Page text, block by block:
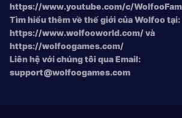
https://www.youtube.com/c/
Tìm hiểu thêm về thế giới của Wolfoo tại:
https://www.wolfooworld.com/ và
https://wolfoogames.com/
Liên hệ với chúng tôi qua Email:
support@wolfoogames.com